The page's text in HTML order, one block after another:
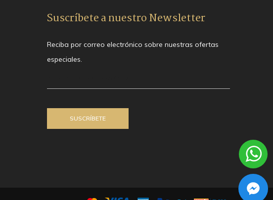
Suscríbete a nuestro Newsletter
Reciba por correo electrónico sobre nuestras ofertas
especiales.